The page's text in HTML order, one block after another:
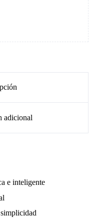
adicional
e inteligente